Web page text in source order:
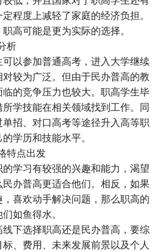
程度上减轻了家庭的经济负担。
高可能是更为实际的选择。
析
以参加普通高考，进入大学继续
较为广泛。但由于民办普高的教
的竞争压力也较大。职高学生毕
学技能在相关领域找到工作。同
招、对口高考等途径升入高等职
学历和技能水平。
特点出发
学习有较强的兴趣和能力，渴望
办普高更适合他们。相反，如果
喜欢动手解决问题，那么职高的
如鱼得水。
下选择职高还是民办普高，要综
、费用、未来发展前景以及个人